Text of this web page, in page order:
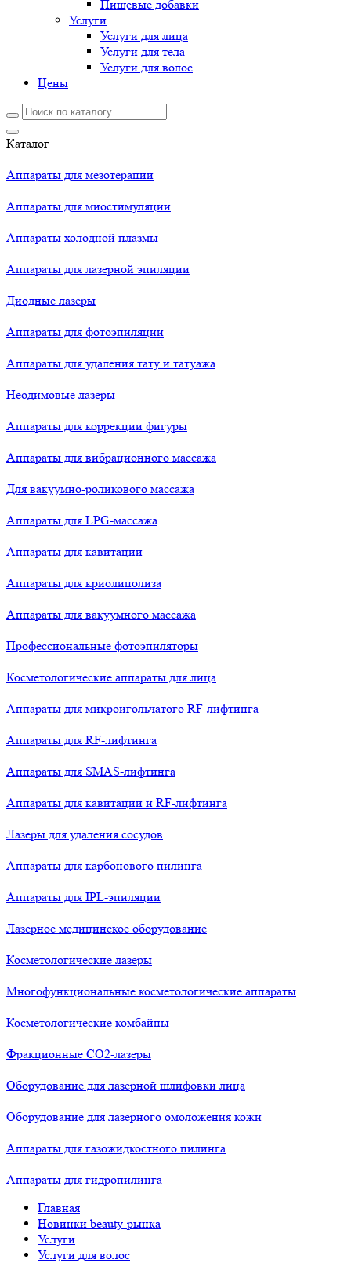
Пищевые добавки
Услуги
Услуги для лица
Услуги для тела
Услуги для волос
Цены
Каталог
Аппараты для мезотерапии
Аппараты для миостимуляции
Аппараты холодной плазмы
Аппараты для лазерной эпиляции
Диодные лазеры
Аппараты для фотоэпиляции
Аппараты для удаления тату и татуажа
Неодимовые лазеры
Аппараты для коррекции фигуры
Аппараты для вибрационного массажа
Для вакуумно-роликового массажа
Аппараты для LPG-массажа
Аппараты для кавитации
Аппараты для криолиполиза
Аппараты для вакуумного массажа
Профессиональные фотоэпиляторы
Косметологические аппараты для лица
Аппараты для микроигольчатого RF-лифтинга
Аппараты для RF-лифтинга
Аппараты для SMAS-лифтинга
Аппараты для кавитации и RF-лифтинга
Лазеры для удаления сосудов
Аппараты для карбонового пилинга
Аппараты для IPL-эпиляции
Лазерное медицинское оборудование
Косметологические лазеры
Многофункциональные косметологические аппараты
Косметологические комбайны
Фракционные СО2-лазеры
Оборудование для лазерной шлифовки лица
Оборудование для лазерного омоложения кожи
Аппараты для газожидкостного пилинга
Аппараты для гидропилинга
Главная
Новинки beauty-рынка
Услуги
Услуги для волос